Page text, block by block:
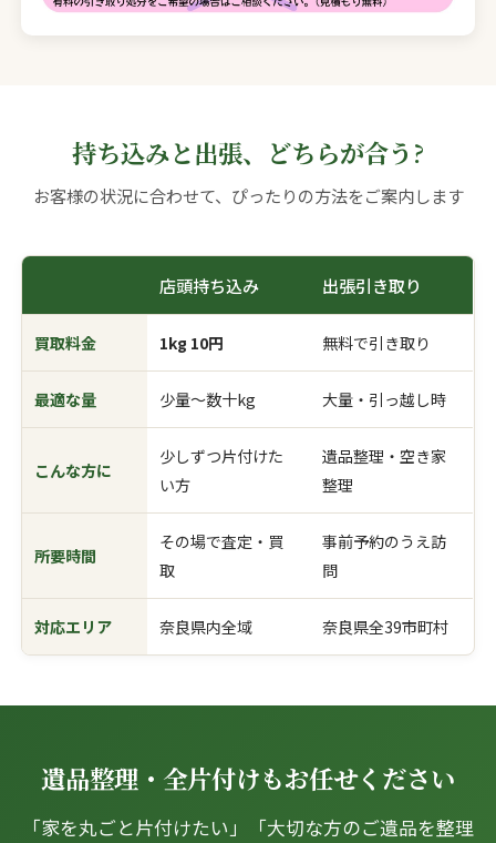
持ち込みと出張、どちらが合う?
お客様の状況に合わせて、ぴったりの方法をご案内します
店頭持ち込み 出張引き取り
買取料金 1kg 10円 無料で引き取り
最適な量 少量〜数十kg 大量・引っ越し時
こんな方に
少しずつ片付けた
い方
遺品整理・空き家
整理
所要時間
その場で査定・買
取
事前予約のうえ訪
問
対応エリア 奈良県内全域 奈良県全39市町村
遺品整理・全片付けもお任せください
「家を丸ごと片付けたい」「大切な方のご遺品を整理